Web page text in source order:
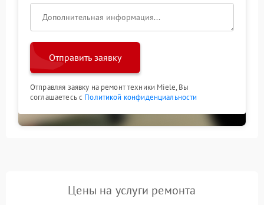
Отправить заявку
Отправляя заявку на ремонт техники Miele, Вы
соглашаетесь с Политикой конфиденциальности
Цены на услуги ремонта